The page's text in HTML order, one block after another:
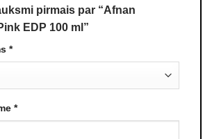
pirmais par “Afnan
EDP 100 ml”
*
*